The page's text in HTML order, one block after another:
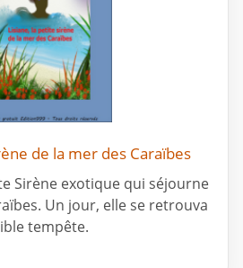
de la mer des Caraïbes
Sirène exotique qui séjourne
Un jour, elle se retrouva
tempête.